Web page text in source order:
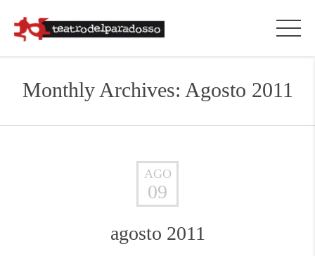
Monthly Archives: Agosto 2011
AGO
09
agosto 2011